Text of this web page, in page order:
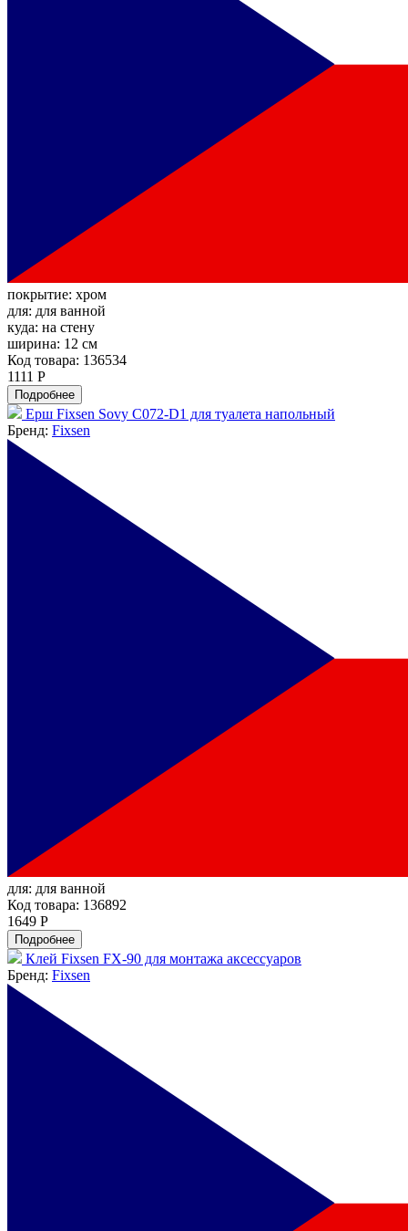
покрытие: хром
для: для ванной
куда: на стену
ширина: 12 см
Код товара: 136534
1111 Р
Подробнее
Ерш Fixsen Sovy C072-D1 для туалета напольный
Бренд: Fixsen
для: для ванной
Код товара: 136892
1649 Р
Подробнее
Клей Fixsen FX-90 для монтажа аксессуаров
Бренд: Fixsen